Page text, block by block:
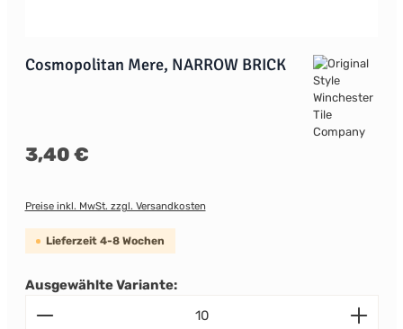
Cosmopolitan Mere, NARROW BRICK
Regulärer Preis:
3,40 €
Preise inkl. MwSt. zzgl. Versandkosten
Lieferzeit 4-8 Wochen
Ausgewählte Variante:
Produkt Anzahl: Gib den gewünschten Wert ein